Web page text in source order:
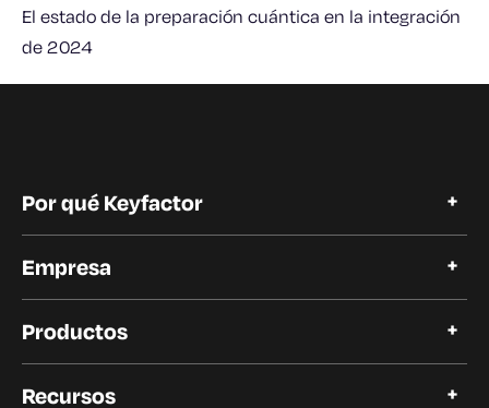
El estado de la preparación cuántica en la integración
de 2024
Por qué Keyfactor
Historias de clientes
Empresa
Carreras profesionales
Productos
Plataforma PKI moderna
Recursos